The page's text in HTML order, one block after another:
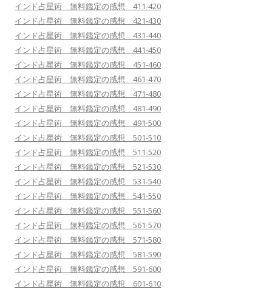
インド占星術 無料鑑定の感想 411-420
インド占星術 無料鑑定の感想 421-430
インド占星術 無料鑑定の感想 431-440
インド占星術 無料鑑定の感想 441-450
インド占星術 無料鑑定の感想 451-460
インド占星術 無料鑑定の感想 461-470
インド占星術 無料鑑定の感想 471-480
インド占星術 無料鑑定の感想 481-490
インド占星術 無料鑑定の感想 491-500
インド占星術 無料鑑定の感想 501-510
インド占星術 無料鑑定の感想 511-520
インド占星術 無料鑑定の感想 521-530
インド占星術 無料鑑定の感想 531-540
インド占星術 無料鑑定の感想 541-550
インド占星術 無料鑑定の感想 551-560
インド占星術 無料鑑定の感想 561-570
インド占星術 無料鑑定の感想 571-580
インド占星術 無料鑑定の感想 581-590
インド占星術 無料鑑定の感想 591-600
インド占星術 無料鑑定の感想 601-610